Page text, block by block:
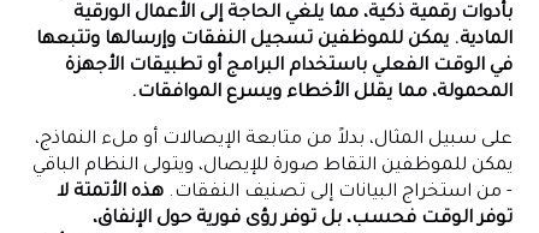
بأدوات رقمية ذكية، مما يلغي الحاجة إلى الأعمال الورقية
المادية. يمكن للموظفين تسجيل النفقات وإرسالها وتتبعها
في الوقت الفعلي باستخدام البرامج أو تطبيقات الأجهزة
المحمولة، مما يقلل الأخطاء ويسرع الموافقات.
على سبيل المثال، بدلاً من متابعة الإيصالات أو ملء النماذج،
يمكن للموظفين التقاط صورة للإيصال، ويتولى النظام الباقي
- من استخراج البيانات إلى تصنيف النفقات.هذه الأتمتة لا
توفر الوقت فحسب، بل توفر رؤى فورية حول الإنفاق،